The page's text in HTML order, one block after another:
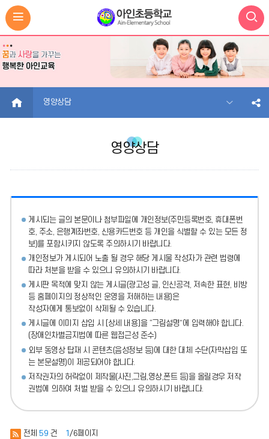
HOME 영양상담
영양상담
게시되는 글의 본문이나 첨부파일에
개인정보(주민등록번호, 휴대폰번
호, 주소, 은행계좌번호, 신용카드번호 등 개인을 식별할 수 있는 모든 정
보)를 포함시키지 않도록 주의하시기 바랍니다.
개인정보가 게시되어 노출 될 경우 해당 게시물 작성자가 관련 법령에
따라 처분을 받을 수 있으니 유의하시기 바랍니다.
게시판 목적에 맞지 않는 게시글(광고성 글, 인신공격, 저속한 표현, 비방
등 홈페이지의 정상적인 운영을 저해하는 내용)은
작성자에게 통보없이 삭제될 수 있습니다.
게시글에 이미지 삽입 시 [상세 내용]을 “그림설명”에 입력해야 합니다.
(장애인차별금지법에 따른 웹접근성 준수)
외부 동영상 탑재 시 콘텐츠(음성정보 등)에 대한 대체 수단(자막삽입 또
는 본문설명)이 제공되어야 합니다.
저작권자의 허락없이 제작물(사진,그림,영상,폰트 등)을 올릴경우 저작
권법에 의하여 처벌 받을 수 있으니 유의하시기 바랍니다.
전체 59 건 1 /6페이지